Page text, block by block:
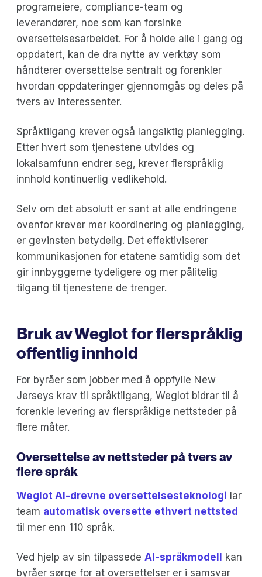
programeiere, compliance-team og
leverandører, noe som kan forsinke
oversettelsesarbeidet. For å holde alle i gang og
oppdatert, kan de dra nytte av verktøy som
håndterer oversettelse sentralt og forenkler
hvordan oppdateringer gjennomgås og deles på
tvers av interessenter.
Språktilgang krever også langsiktig planlegging.
Etter hvert som tjenestene utvides og
lokalsamfunn endrer seg, krever flerspråklig
innhold kontinuerlig vedlikehold.
Selv om det absolutt er sant at alle endringene
ovenfor krever mer koordinering og planlegging,
er gevinsten betydelig. Det effektiviserer
kommunikasjonen for etatene samtidig som det
gir innbyggerne tydeligere og mer pålitelig
tilgang til tjenestene de trenger.
Bruk av Weglot for flerspråklig
offentlig innhold
For byråer som jobber med å oppfylle New
Jerseys krav til språktilgang, Weglot bidrar til å
forenkle levering av flerspråklige nettsteder på
flere måter.
Oversettelse av nettsteder på tvers av
flere språk
Weglot AI-drevne oversettelsesteknologi lar
team automatisk oversette ethvert nettsted
til mer enn 110 språk.
Ved hjelp av sin tilpassede AI-språkmodell kan
byråer sørge for at oversettelser er i samsvar